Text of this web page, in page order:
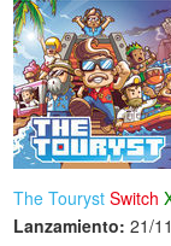
The Touryst Switch
Lanzamiento: 21/